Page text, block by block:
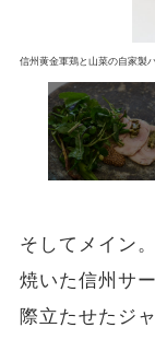
信州黄金軍鶏と山菜の自家製
そしてメイン
焼いた信州サ
際立たせたジ